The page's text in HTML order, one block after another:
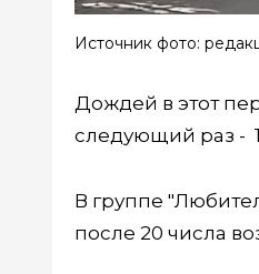
Источник фото:
Дождей в этот
следующий раз -
В группе
после 20 числа